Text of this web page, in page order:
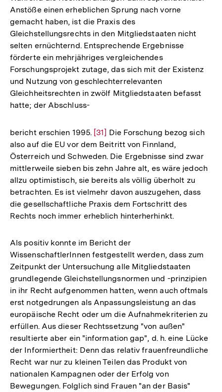
Anstöße einen erheblichen Sprung nach vorne
gemacht haben, ist die Praxis des
Gleichstellungsrechts in den Mitgliedstaaten nicht
selten ernüchternd. Entsprechende Ergebnisse
förderte ein mehrjähriges vergleichendes
Forschungsprojekt zutage, das sich mit der Existenz
und Nutzung von geschlechterrelevanten
Gleichheitsrechten in zwölf Mitgliedstaaten befasst
hatte; der Abschluss-
bericht erschien 1995. Zur
Auflösung
der
Fußnote
[31] Die Forschung bezog sich
also auf die EU vor dem Beitritt von Finnland,
Österreich und Schweden. Die Ergebnisse sind zwar
mittlerweile sieben bis zehn Jahre alt, es wäre jedoch
allzu optimistisch, sie bereits als völlig überholt zu
betrachten. Es ist vielmehr davon auszugehen, dass
die gesellschaftliche Praxis dem Fortschritt des
Rechts noch immer erheblich hinterherhinkt.
Als positiv konnte im Bericht der
WissenschaftlerInnen festgestellt werden, dass zum
Zeitpunkt der Untersuchung alle Mitgliedstaaten
grundlegende Gleichstellungsnormen und -prinzipien
in ihr Recht aufgenommen hatten, wenn auch oftmals
erst notgedrungen als Anpassungsleistung an das
europäische Recht oder um die Aufnahmekriterien zu
erfüllen. Aus dieser Rechtssetzung "von außen"
resultierte aber ein "information gap", d. h. eine Lücke
der Informiertheit: Denn das relativ frauenfreundliche
Recht war nur zu kleinen Teilen das Produkt von
nationalen Kampagnen oder der Erfolg von
Bewegungen. Folglich sind Frauen "an der Basis"